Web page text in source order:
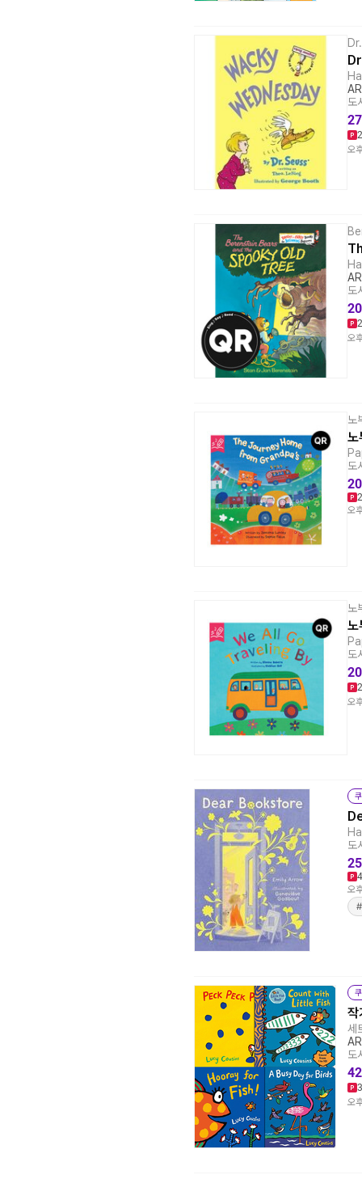
도
27
오
도
20
오
노
도
20
오
노
도
20
오
도
25
오
작
세
도
42
오